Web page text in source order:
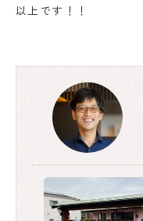
以上です！！